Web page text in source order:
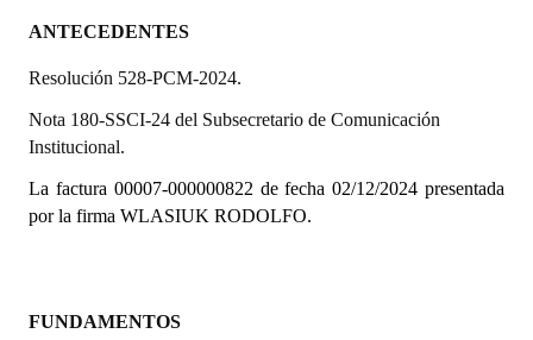
Constitución Nacional
Constitución Provincial
Carta Orgánica 2007
Digesto
DOCUMENTOS
ANTECEDENTES
Resolución 528-PCM-2024.
Nota 180-SSCI-24 del Subsecretario de Comunicación
Institucional.
La factura 00007-000000822 de fecha 02/12/2024 presentada
por la firma WLASIUK RODOLFO.
FUNDAMENTOS